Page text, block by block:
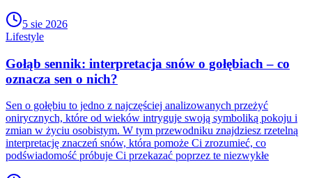
5 sie 2026
Lifestyle
Gołąb sennik: interpretacja snów o gołębiach – co
oznacza sen o nich?
Sen o gołębiu to jedno z najczęściej analizowanych przeżyć
onirycznych, które od wieków intryguje swoją symboliką pokoju i
zmian w życiu osobistym. W tym przewodniku znajdziesz rzetelną
interpretację znaczeń snów, która pomoże Ci zrozumieć, co
podświadomość próbuje Ci przekazać poprzez te niezwykłe